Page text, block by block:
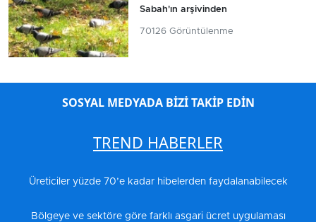
Sabah'ın arşivinden
70126 Görüntülenme
SOSYAL MEDYADA BİZİ TAKİP EDİN
TREND HABERLER
Üreticiler yüzde 70’e kadar hibelerden faydalanabilecek
Bölgeye ve sektöre göre farklı asgari ücret uygulaması